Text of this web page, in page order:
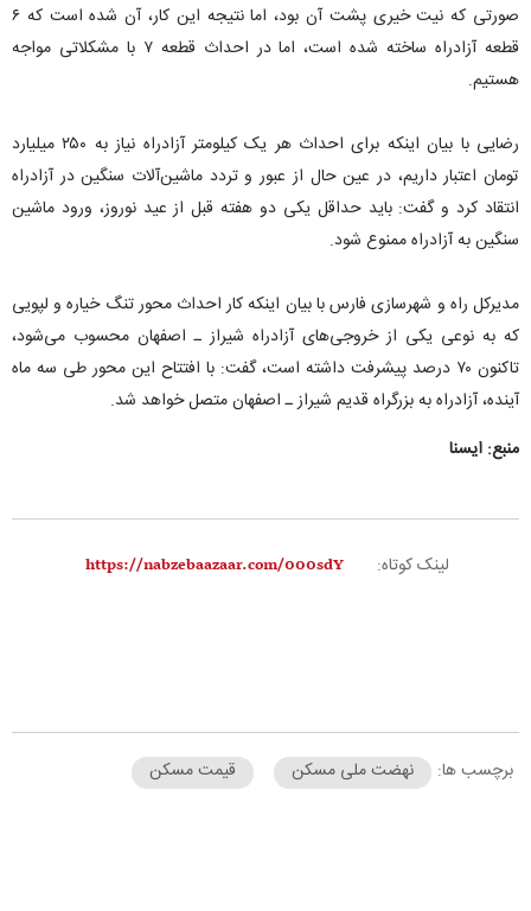
صورتی که نیت خیری پشت آن بود، اما نتیجه این کار، آن شده است که ۶
قطعه آزادراه ساخته شده است، اما در احداث قطعه ۷ با مشکلاتی مواجه
هستیم.
رضایی با بیان اینکه برای احداث هر یک کیلومتر آزادراه نیاز به ۲۵۰ میلیارد
تومان اعتبار داریم، در عین حال از عبور و تردد ماشین‌آلات سنگین در آزادراه
انتقاد کرد و گفت: باید حداقل یکی دو هفته قبل از عید نوروز، ورود ماشین
سنگین به آزادراه ممنوع شود.
مدیرکل راه و شهرسازی فارس با بیان اینکه کار احداث محور تنگ خیاره و لپویی
که به نوعی یکی از خروجی‌های آزادراه شیراز ـ اصفهان محسوب می‌شود،
تاکنون ۷۰ درصد پیشرفت داشته است، گفت: با افتتاح این محور طی سه ماه
آینده، آزادراه به بزرگراه قدیم شیراز ـ اصفهان متصل خواهد شد.
منبع: ایسنا
لینک کوتاه:
برچسب ها: نهضت ملی مسکن قیمت مسکن